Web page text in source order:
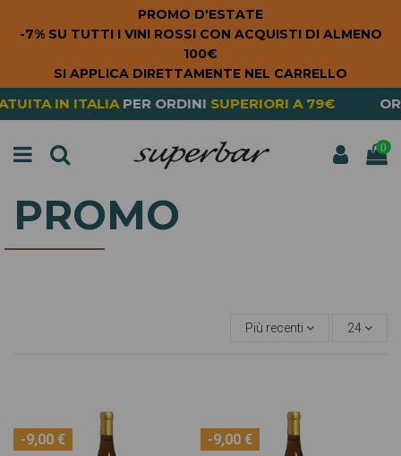
PROMO D'ESTATE
-7% SU TUTTI I VINI ROSSI CON ACQUISTI DI ALMENO
100€
SI APPLICA DIRETTAMENTE NEL CARRELLO
IN ITALIA PER ORDINI SUPERIORI A 79€
0
PROMO
Più recenti 24
-9,00 € -9,00 €